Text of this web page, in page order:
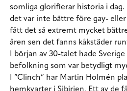
somliga glorifierar historia i
det var inte bättre före gay-
fått det så extremt mycket
åren sen det fanns kåkstäder
I början av 30-talet hade
befolkning som var betydligt
I ”Clinch” har Martin Holmén